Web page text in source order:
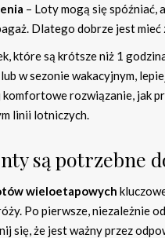
– Loty mogą się spóźniać,
Dlatego dobrze jest
które są krótsze niż 1
w sezonie wakacyjnym,
komfortowe rozwiązanie, jak
linii lotniczych.
są potrzebne
wieloetapowych
Po pierwsze, niezależnie
się, że jest ważny przez